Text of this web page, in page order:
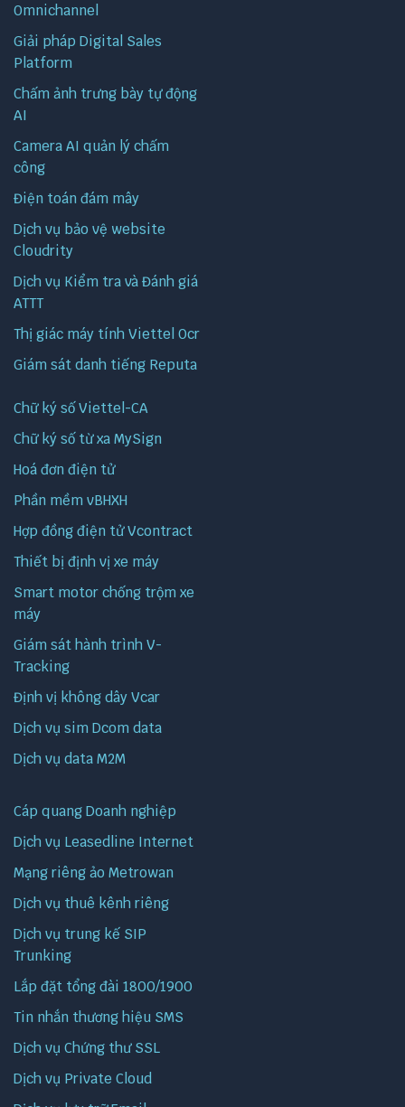
Omnichannel
Giải pháp Digital Sales
Platform
Chấm ảnh trưng bày tự động
AI
Camera AI quản lý chấm
công
Điện toán đám mây
Dịch vụ bảo vệ website
Cloudrity
Dịch vụ Kiểm tra và Đánh giá
ATTT
Thị giác máy tính Viettel Ocr
Giám sát danh tiếng Reputa
Chữ ký số Viettel-CA
Chữ ký số từ xa MySign
Hoá đơn điện tử
Phần mềm vBHXH
Hợp đồng điện tử Vcontract
Thiết bị định vị xe máy
Smart motor chống trộm xe
máy
Giám sát hành trình V-
Tracking
Định vị không dây Vcar
Dịch vụ sim Dcom data
Dịch vụ data M2M
Cáp quang Doanh nghiệp
Dịch vụ Leasedline Internet
Mạng riêng ảo Metrowan
Dịch vụ thuê kênh riêng
Dịch vụ trung kế SIP
Trunking
Lắp đặt tổng đài 1800/1900
Tin nhắn thương hiệu SMS
Dịch vụ Chứng thư SSL
Dịch vụ Private Cloud